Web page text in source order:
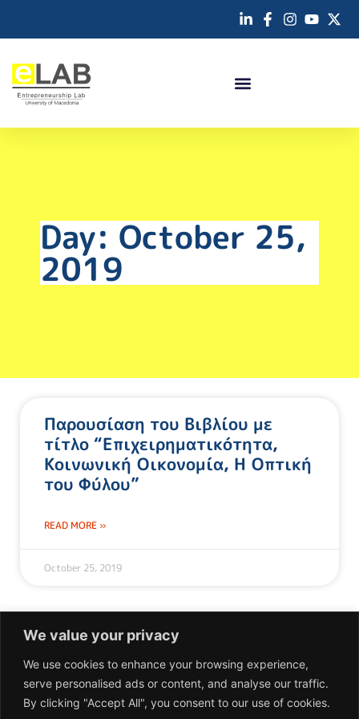
We value your privacy
We use cookies to enhance your browsing experience,
serve personalised ads or content, and analyse our traffic.
By clicking "Accept All", you consent to our use of cookies.
Day: October 25,
2019
Παρουσίαση του Βιβλίου με
τίτλο “Επιχειρηματικότητα,
Κοινωνική Οικονομία, Η Οπτική
του Φύλου”
READ MORE »
October 25, 2019
Επικοινωνία